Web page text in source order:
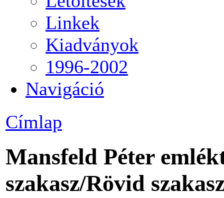
Linkek
Kiadványok
1996-2002
Navigáció
Címlap
Mansfeld Péter
szakasz/Rövid